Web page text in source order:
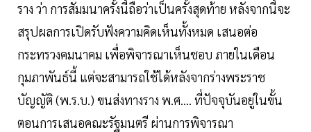
ราง ว่า การสัมมนาครั้งนี้ถือว่าเป็นครั้งสุดท้าย หลังจากนี้จะ
สรุปผลการเปิดรับฟังความคิดเห็นทั้งหมด เสนอต่อ
กระทรวงคมนาคม เพื่อพิจารณาเห็นชอบ ภายในเดือน
กุมภาพันธ์นี้ แต่จะสามารถใช้ได้หลังจากร่างพระราช
บัญญัติ (พ.ร.บ.) ขนส่งทางราง พ.ศ.... ที่ปัจจุบันอยู่ในขั้น
ตอนการเสนอคณะรัฐมนตรี ผ่านการพิจารณา